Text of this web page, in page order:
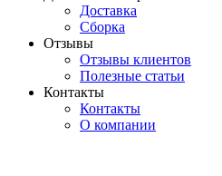
Доставка
Сборка
Отзывы
Отзывы клиентов
Полезные статьи
Контакты
Контакты
О компании